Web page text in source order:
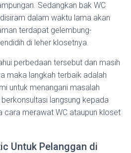
Sedangkan bak WC
dalam waktu lama akan
terdapat gelembung-
di leher klosetnya.
perbedaan tersebut dan masih
maka langkah terbaik adalah
untuk menangani masalah
langsung kepada
cara merawat WC ataupun kloset
Untuk Pelanggan di